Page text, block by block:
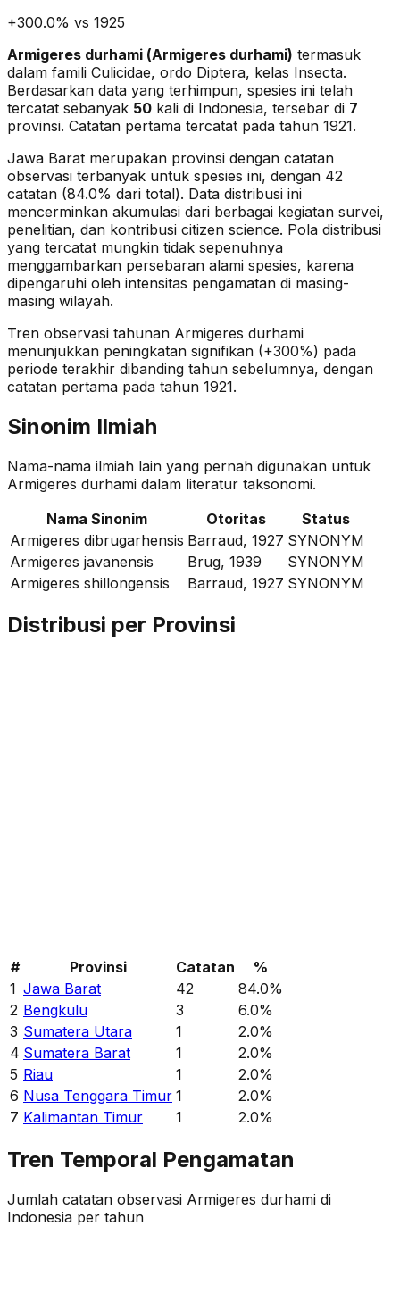
+300.0% vs 1925
Armigeres durhami (Armigeres durhami) termasuk
dalam famili Culicidae, ordo Diptera, kelas Insecta.
Berdasarkan data yang terhimpun, spesies ini telah
tercatat sebanyak 50 kali di Indonesia, tersebar di 7
provinsi. Catatan pertama tercatat pada tahun 1921.
Jawa Barat merupakan provinsi dengan catatan
observasi terbanyak untuk spesies ini, dengan 42
catatan (84.0% dari total). Data distribusi ini
mencerminkan akumulasi dari berbagai kegiatan survei,
penelitian, dan kontribusi citizen science. Pola distribusi
yang tercatat mungkin tidak sepenuhnya
menggambarkan persebaran alami spesies, karena
dipengaruhi oleh intensitas pengamatan di masing-
masing wilayah.
Tren observasi tahunan Armigeres durhami
menunjukkan peningkatan signifikan (+300%) pada
periode terakhir dibanding tahun sebelumnya, dengan
catatan pertama pada tahun 1921.
Sinonim Ilmiah
Nama-nama ilmiah lain yang pernah digunakan untuk
Armigeres durhami dalam literatur taksonomi.
Nama Sinonim
Otoritas
Status
Armigeres dibrugarhensis Barraud, 1927 SYNONYM
Armigeres javanensis
Brug, 1939
SYNONYM
Armigeres shillongensis
Barraud, 1927 SYNONYM
Distribusi per Provinsi
# Provinsi Catatan
%
1 Jawa Barat 42 84.0%
2 Bengkulu 3 6.0%
3 Sumatera Utara 1 2.0%
4 Sumatera Barat 1 2.0%
5 Riau 1 2.0%
6 Nusa Tenggara Timur 1 2.0%
7 Kalimantan Timur 1 2.0%
Tren Temporal Pengamatan
Jumlah catatan observasi Armigeres durhami di
Indonesia per tahun